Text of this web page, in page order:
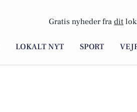
Gratis nyheder fra dit
LOKALT NYT SPORT